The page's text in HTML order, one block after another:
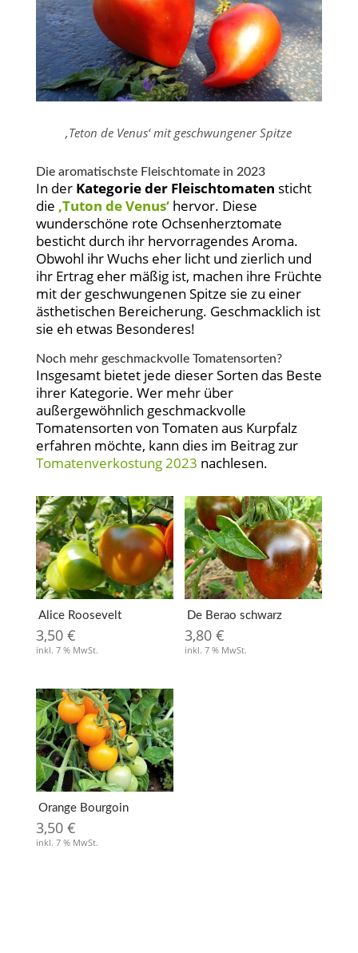
‚Teton de Venus‘ mit geschwungener Spitze
Die aromatischste Fleischtomate in 2023
In der Kategorie der Fleischtomaten sticht
die ‚Tuton de Venus‘hervor. Diese
wunderschöne rote Ochsenherztomate
besticht durch ihr hervorragendes Aroma.
Obwohl ihr Wuchs eher licht und zierlich und
ihr Ertrag eher mäßig ist, machen ihre Früchte
mit der geschwungenen Spitze sie zu einer
ästhetischen Bereicherung. Geschmacklich ist
sie eh etwas Besonderes!
Noch mehr geschmackvolle Tomatensorten?
Insgesamt bietet jede dieser Sorten das Beste
ihrer Kategorie. Wer mehr über
außergewöhnlich geschmackvolle
Tomatensorten von Tomaten aus Kurpfalz
erfahren möchte, kann dies im Beitrag zur
Tomatenverkostung 2023 nachlesen.
Alice Roosevelt
3,50 €
inkl. 7 % MwSt.
De Berao schwarz
3,80€
inkl. 7 % MwSt.
Orange Bourgoin
3,50 €
inkl. 7 % MwSt.